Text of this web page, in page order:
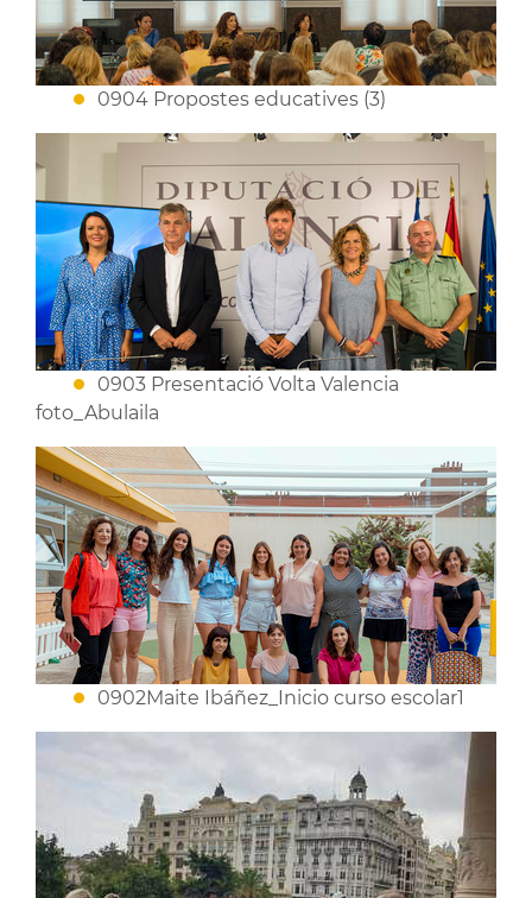
0904 Propostes educatives (3)
0903 Presentació Volta Valencia
foto_Abulaila
0902Maite Ibáñez_Inicio curso escolar1